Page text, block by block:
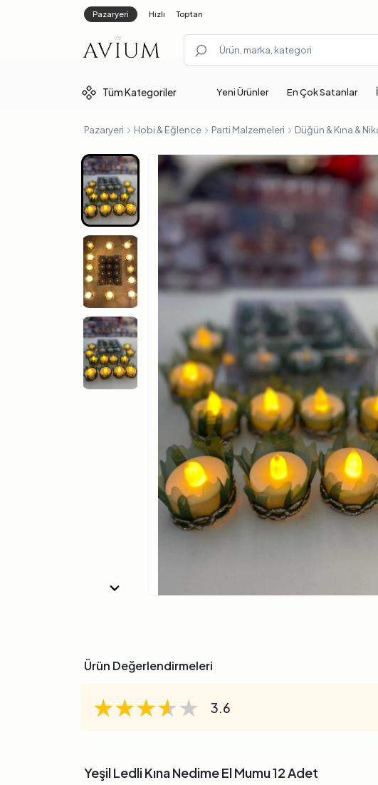
Pazaryeri Hızlı Toptan
TümKategoriler Yeni Ürünler En Çok Satanlar
Pazaryeri Hobi & Eğlence Parti Malzemeleri Düğün & Kına &
Ürün Değerlendirmeleri
★★★★★
★★★★★
★★★★★ 3.6
Yeşil Ledli Kına Nedime El Mumu 12 Adet